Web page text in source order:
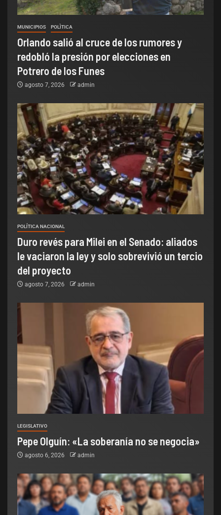
MUNICIPIOS POLÌTICA
Orlando salió al cruce de los rumores y
redobló la presión por elecciones en
Potrero de los Funes
agosto 7, 2026 admin
POLÍTICA NACIONAL
Duro revés para Milei en el Senado: aliados
le vaciaron la ley y solo sobrevivió un tercio
del proyecto
agosto 7, 2026 admin
LEGISLATIVO
Pepe Olguín: «La soberanía no se negocia»
agosto 6, 2026 admin